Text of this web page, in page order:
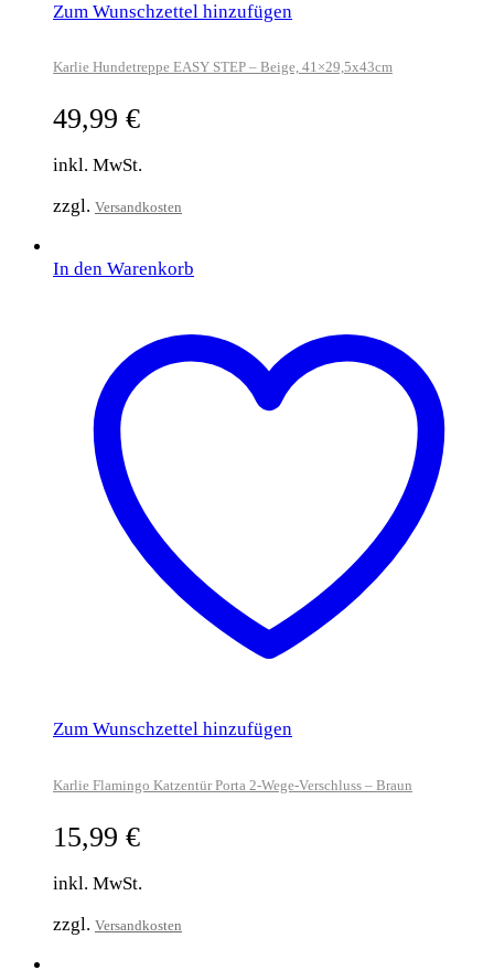
Zum Wunschzettel hinzufügen
Karlie Hundetreppe EASY STEP – Beige, 41×29,5x43cm
49,99 €
inkl. MwSt.
zzgl. Versandkosten
In den Warenkorb
Zum Wunschzettel hinzufügen
Karlie Flamingo Katzentür Porta 2-Wege-Verschluss – Braun
15,99 €
inkl. MwSt.
zzgl. Versandkosten